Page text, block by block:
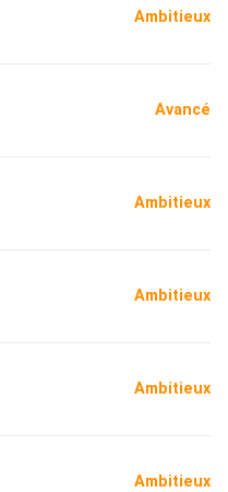
Ambitieux
Avancé
Ambitieux
Ambitieux
Ambitieux
Ambitieux